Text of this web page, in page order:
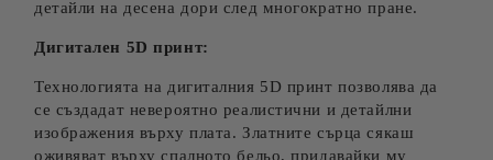
детайли на десена дори след многократно пране.
Дигитален 5D принт:
Технологията на дигиталния 5D принт позволява да
се създадат невероятно реалистични и детайлни
изображения върху плата. Златните сърца сякаш
оживяват върху спалното бельо, придавайки му